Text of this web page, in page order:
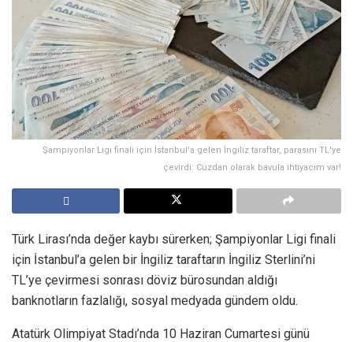
Şampiyonlar Ligi finali için İstanbul'a gelen İngiliz taraftar, parasını TL'ye
çevirdi: Cüzdan olarak bavula ihtiyacım var!
Türk Lirası’nda değer kaybı sürerken; Şampiyonlar Ligi finali
için İstanbul’a gelen bir İngiliz taraftarın İngiliz Sterlini’ni
TL’ye çevirmesi sonrası döviz bürosundan aldığı
banknotların fazlalığı, sosyal medyada gündem oldu.
Atatürk Olimpiyat Stadı’nda 10 Haziran Cumartesi günü